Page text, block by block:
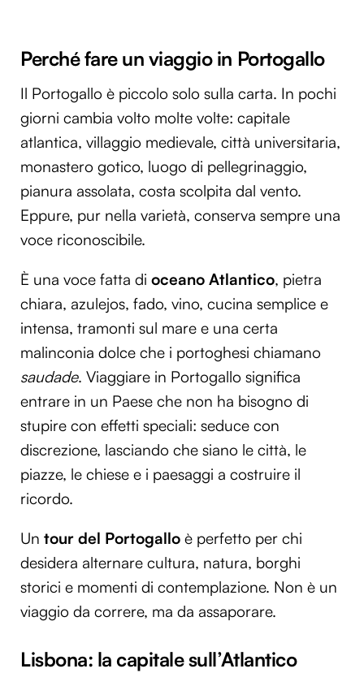
Perché fare un viaggio in Portogallo
Il Portogallo è piccolo solo sulla carta. In pochi
giorni cambia volto molte volte: capitale
atlantica, villaggio medievale, città universitaria,
monastero gotico, luogo di pellegrinaggio,
pianura assolata, costa scolpita dal vento.
Eppure, pur nella varietà, conserva sempre una
voce riconoscibile.
È una voce fatta di oceano Atlantico, pietra
chiara, azulejos, fado, vino, cucina semplice e
intensa, tramonti sul mare e una certa
malinconia dolce che i portoghesi chiamano
saudade. Viaggiare in Portogallo significa
entrare in un Paese che non ha bisogno di
stupire con effetti speciali: seduce con
discrezione, lasciando che siano le città, le
piazze, le chiese e i paesaggi a costruire il
ricordo.
Un tour del Portogallo è perfetto per chi
desidera alternare cultura, natura, borghi
storici e momenti di contemplazione. Non è un
viaggio da correre, ma da assaporare.
Lisbona: la capitale sull’Atlantico